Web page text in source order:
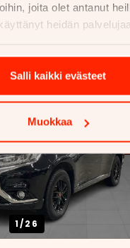
joita olet antanut
heidän
Salli kaikki evästeet
Muokkaa
1/26